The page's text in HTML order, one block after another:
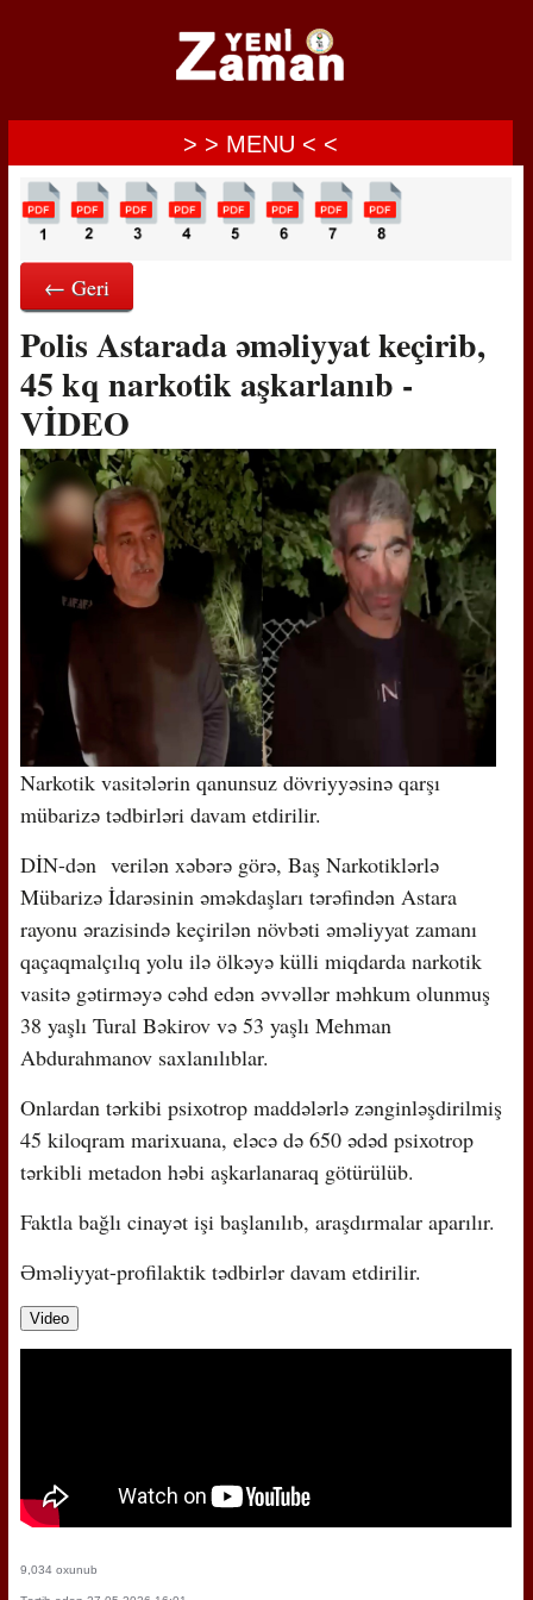
> > MENU < <
← Geri
Polis Astarada əməliyyat keçirib,
45 kq narkotik aşkarlanıb -
VİDEO
Narkotik vasitələrin qanunsuz dövriyyəsinə qarşı
mübarizə tədbirləri davam etdirilir.
DİN-dən verilən xəbərə görə, Baş Narkotiklərlə
Mübarizə İdarəsinin əməkdaşları tərəfindən Astara
rayonu ərazisində keçirilən növbəti əməliyyat zamanı
qaçaqmalçılıq yolu ilə ölkəyə külli miqdarda narkotik
vasitə gətirməyə cəhd edən əvvəllər məhkum olunmuş
38 yaşlı Tural Bəkirov və 53 yaşlı Mehman
Abdurahmanov saxlanılıblar.
Onlardan tərkibi psixotrop maddələrlə zənginləşdirilmiş
45 kiloqram marixuana, eləcə də 650 ədəd psixotrop
tərkibli metadon həbi aşkarlanaraq götürülüb.
Faktla bağlı cinayət işi başlanılıb, araşdırmalar aparılır.
Əməliyyat-profilaktik tədbirlər davam etdirilir.
Video
9,034 oxunub